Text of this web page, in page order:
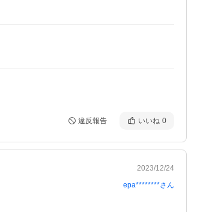
違反報告 いいね 0
2023/12/24
epa********さん